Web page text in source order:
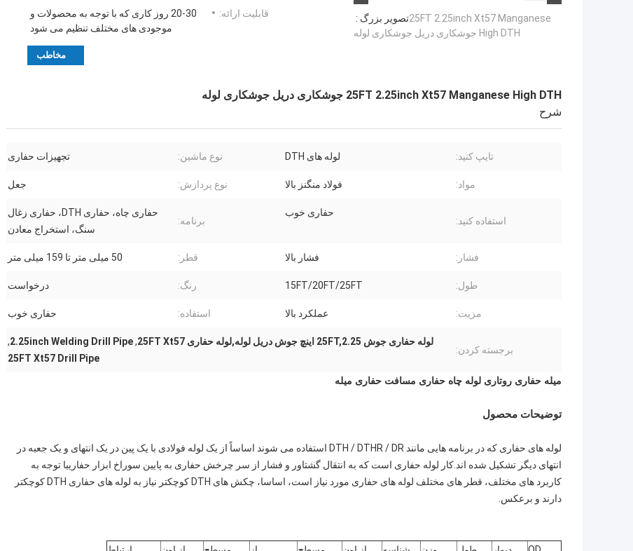
تصویر بزرگ :25FT 2.25inch Xt57 Manganese
High DTH جوشکاری دریل جوشکاری لوله
قابلیت ارائه:
20-30 روز کاری که با توجه به محصولات و
موجودی های مختلف تنظیم می شود
مخاطب
25FT 2.25inch Xt57 Manganese High DTH جوشکاری دریل جوشکاری لوله
شرح
تایپ کنید: لوله های DTH نوع ماشین: تجهیزات حفاری
مواد: فولاد منگنز بالا نوع پردازش: جعل
استفاده کنید:
حفاری خوب
برنامه:
حفاری چاه، حفاری DTH، حفاری زغال
سنگ، استخراج معادن
فشار: فشار بالا قطر: 50 میلی متر تا 159 میلی متر
طول: 15FT/20FT/25FT رنگ: درخواست
مزیت: عملکرد بالا استفاده: حفاری خوب
برجسته کردن:
لوله حفاری جوش 25FT,2.25 اینچ جوش دریل لوله,لوله حفاری 25FT Xt57 ,
2.25inch Welding Drill Pipe
,
25FT Xt57 Drill Pipe
میله حفاری روتاری لوله چاه حفاری مسافت حفاری میله
توضیحات محصول
لوله های حفاری که در برنامه هایی مانند DTH / DTHR / DR استفاده می شوند اساساً از یک لوله فولادی با یک پین در یک انتهای و یک جعبه در
انتهای دیگر تشکیل شده اند.کار لوله حفاری است که به انتقال گشتاور و فشار از سر چرخش حفاری به پایین سوراخ ابزار حفاریبا توجه به
کاربرد های مختلف، قطر های مختلف لوله های حفاری مورد نیاز است، اساسا، چکش های DTH کوچکتر نیاز به لوله های حفاری DTH کوچکتر
دارند و برعکس.